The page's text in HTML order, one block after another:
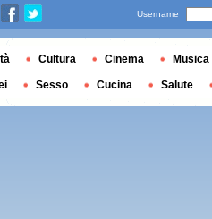
Username
Cultura Cinema Musica
Sesso Cucina Salute